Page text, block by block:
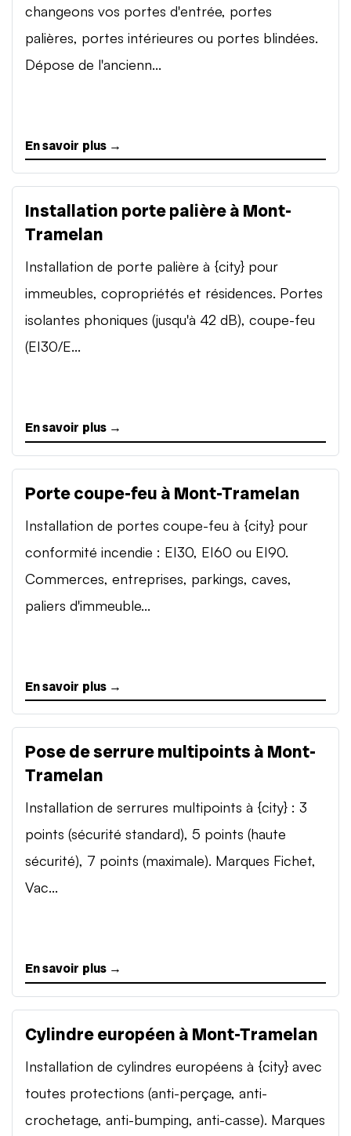
changeons vos portes d'entrée, portes
palières, portes intérieures ou portes blindées.
Dépose de l'ancienn...
En savoir plus →
Installation porte palière à Mont-
Tramelan
Installation de porte palière à {city} pour
immeubles, copropriétés et résidences. Portes
isolantes phoniques (jusqu'à 42 dB), coupe-feu
(EI30/E...
En savoir plus →
Porte coupe-feu à Mont-Tramelan
Installation de portes coupe-feu à {city} pour
conformité incendie : EI30, EI60 ou EI90.
Commerces, entreprises, parkings, caves,
paliers d'immeuble...
En savoir plus →
Pose de serrure multipoints à Mont-
Tramelan
Installation de serrures multipoints à {city} : 3
points (sécurité standard), 5 points (haute
sécurité), 7 points (maximale). Marques Fichet,
Vac...
En savoir plus →
Cylindre européen à Mont-Tramelan
Installation de cylindres européens à {city} avec
toutes protections (anti-perçage, anti-
crochetage, anti-bumping, anti-casse). Marques